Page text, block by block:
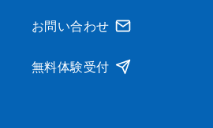
お問い合わせ
無料体験受付